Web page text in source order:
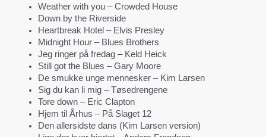
Weather with you – Crowded House
Down by the Riverside
Heartbreak Hotel – Elvis Presley
Midnight Hour – Blues Brothers
Jeg ringer på fredag – Keld Heick
Still got the Blues – Gary Moore
De smukke unge mennesker – Kim Larsen
Sig du kan li mig – Tøsedrengene
Tore down – Eric Clapton
Hjem til Århus – På Slaget 12
Den allersidste dans (Kim Larsen version)